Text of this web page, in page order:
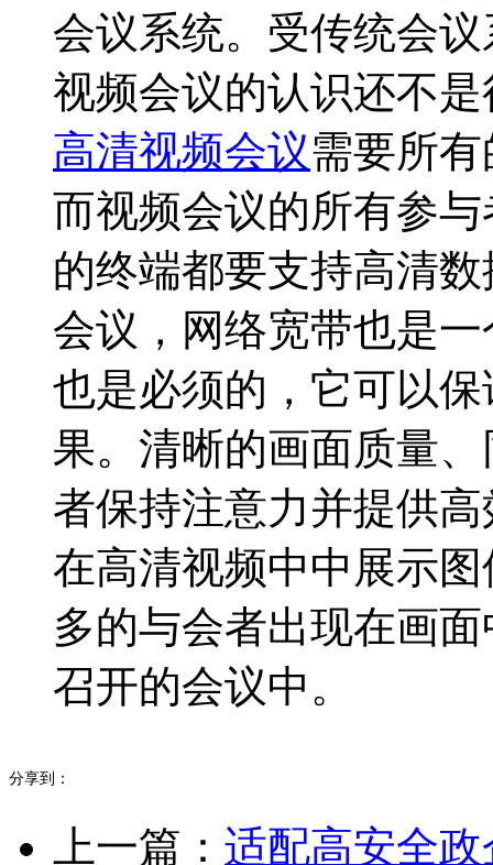
会议系统。受传统会
视频会议的认识还不
高清视频会议需要所
而视频会议的所有参
的终端都要支持高清
会议，网络宽带也是
也是必须的，它可以
果。清晰的画面质量
者保持注意力并提供
在高清视频中中展示
多的与会者出现在画
召开的会议中。
分享到：
上一篇： 适配高安全